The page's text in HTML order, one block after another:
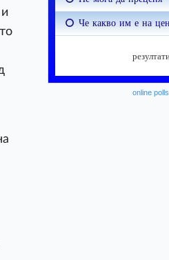
online polls